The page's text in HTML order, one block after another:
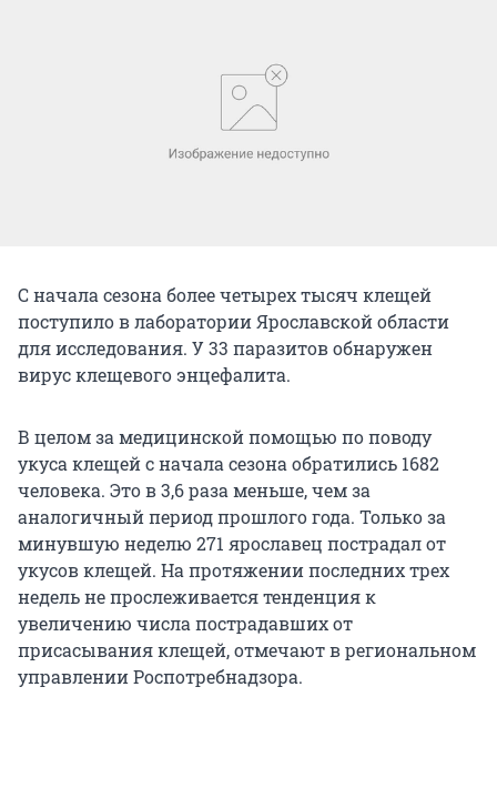
С начала сезона более четырех тысяч клещей
поступило в лаборатории Ярославской области
для исследования. У 33 паразитов обнаружен
вирус клещевого энцефалита.
В целом за медицинской помощью по поводу
укуса клещей с начала сезона обратились 1682
человека. Это в 3,6 раза меньше, чем за
аналогичный период прошлого года. Только за
минувшую неделю 271 ярославец пострадал от
укусов клещей. На протяжении последних трех
недель не прослеживается тенденция к
увеличению числа пострадавших от
присасывания клещей, отмечают в региональном
управлении Роспотребнадзора.